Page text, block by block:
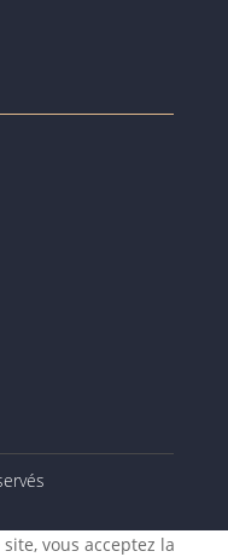
vous acceptez la